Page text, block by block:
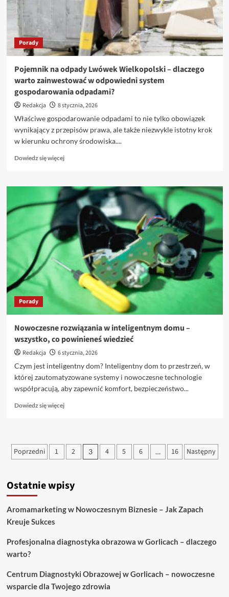
Porady
Pojemnik na odpady Lwówek Wielkopolski – dlaczego
warto zainwestować w odpowiedni system
gospodarowania odpadami?
Redakcja
8 stycznia, 2026
Właściwe gospodarowanie odpadami to nie tylko obowiązek
wynikający z przepisów prawa, ale także niezwykle istotny krok
w kierunku ochrony środowiska....
Dowiedz się więcejDowiedz
o
Pojemnik
na
odpady
Lwówek
Wielkopolski
–
dlaczego
warto
zainwestować
odpowiedni
system
gospodarowania
Porady
Nowoczesne rozwiązania w inteligentnym domu –
wszystko, co powinieneś wiedzieć
Redakcja
6 stycznia, 2026
Czym jest inteligentny dom? Inteligentny dom to przestrzeń, w
której zautomatyzowane systemy i nowoczesne technologie
współpracują, aby zapewnić komfort, bezpieczeństwo...
Dowiedz się więcejDowiedz
Nowoczesne
rozwiązania
domu
–
co
Stronicowanie
Poprzedni 1 2 3 4 5 6 … 16 Następny
Ostatnie wpisy
Aromamarketing w Nowoczesnym Biznesie – Jak Zapach
Kreuje Sukces
Profesjonalna diagnostyka obrazowa w Gorlicach – dlaczego
warto?
Centrum Diagnostyki Obrazowej w Gorlicach – nowoczesne
wsparcie dla Twojego zdrowia